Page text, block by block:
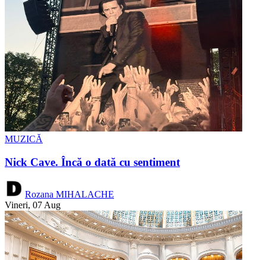
MUZICĂ
Nick Cave. Încă o dată cu sentiment
Rozana MIHALACHE
Vineri, 07 Aug